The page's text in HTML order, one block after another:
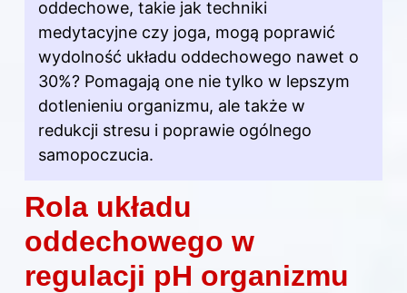
oddechowe, takie jak techniki
medytacyjne czy joga, mogą poprawić
wydolność układu oddechowego nawet o
30%? Pomagają one nie tylko w lepszym
dotlenieniu organizmu, ale także w
redukcji stresu i poprawie ogólnego
samopoczucia.
Rola układu
oddechowego w
regulacji pH organizmu